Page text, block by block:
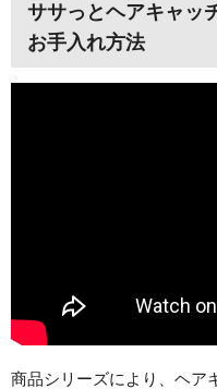
ササっとヘアキャッ
お手入れ方法
商品シリーズにより、ヘア